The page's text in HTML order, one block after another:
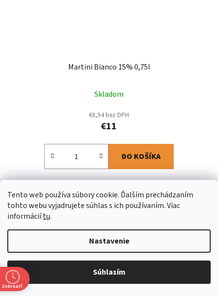
Tento web používa súbory cookie. Ďalším prechádzaním
tohto webu vyjadrujete súhlas s ich používaním. Viac
informáciítu.
Nastavenie
Súhlasím
Martini Bianco 15% 0,75l
Skladom
€8,94 bez DPH
€11
DO KOŠÍKA
Kód:
Zobraziť